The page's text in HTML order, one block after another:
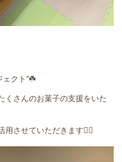
ェクト “☘️
くさんのお菓子の支援をいた
用させていただきます🙇‍♀️